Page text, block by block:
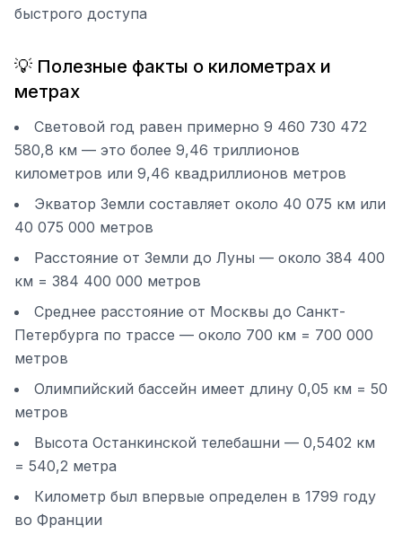
быстрого доступа
💡 Полезные факты о километрах и
метрах
Световой год равен примерно 9 460 730 472
580,8 км — это более 9,46 триллионов
километров или 9,46 квадриллионов метров
Экватор Земли составляет около 40 075 км или
40 075 000 метров
Расстояние от Земли до Луны — около 384 400
км = 384 400 000 метров
Среднее расстояние от Москвы до Санкт-
Петербурга по трассе — около 700 км = 700 000
метров
Олимпийский бассейн имеет длину 0,05 км = 50
метров
Высота Останкинской телебашни — 0,5402 км
= 540,2 метра
Километр был впервые определен в 1799 году
во Франции